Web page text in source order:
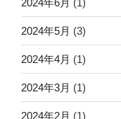
2024年6月 (1)
2024年5月 (3)
2024年4月 (1)
2024年3月 (1)
2024年2月 (1)